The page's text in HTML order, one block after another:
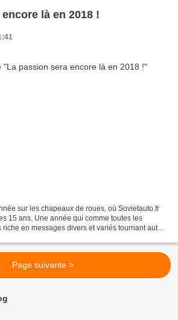
là en 2018 !
sur les chapeaux de roues, où Sovietauto.fr
15 ans. Une année qui comme toutes les
en messages divers et variés tournant autour
Page suivante >